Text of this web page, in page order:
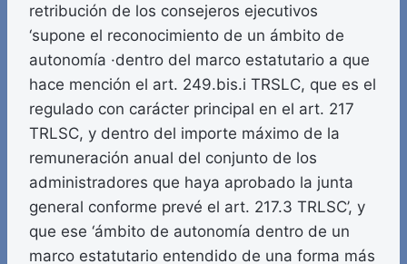
retribución de los consejeros ejecutivos
‘supone el reconocimiento de un ámbito de
autonomía ·dentro del marco estatutario a que
hace mención el art. 249.bis.i TRSLC, que es el
regulado con carácter principal en el art. 217
TRLSC, y dentro del importe máximo de la
remuneración anual del conjunto de los
administradores que haya aprobado la junta
general conforme prevé el art. 217.3 TRLSC’, y
que ese ‘ámbito de autonomía dentro de un
marco estatutario entendido de una forma más